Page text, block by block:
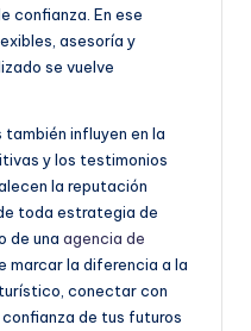
confianza. En ese
asesoría y
se vuelve
influyen en la
y los testimonios
la reputación
toda estrategia de
de una agencia de
marcar la diferencia a la
conectar con
de tus futuros